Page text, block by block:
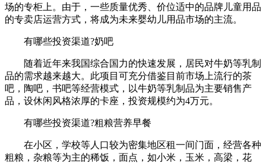
场的专柜上。由于，一些质量优秀、价位适中的品牌儿童用品
的专卖店运营方式，将成为未来婴幼儿用品市场的主流。
有哪些投资渠道?奶吧
随着近年来我国综合国力的快速发展，居民对牛奶等乳制
品的需求越来越大。此项目可充分借鉴目前市场上流行的茶
吧，陶吧，书吧等经营模式，以牛奶等乳制品为主要销售产
品，设休闲风格浓厚的卡座，投资规模约为4万元。
有哪些投资渠道?粗粮营养早餐
在小区，学校等人口较为密集地区租一间门面，经营各种
粗粮，杂粮等为主的稀饭，面点，如小米，玉米，高梁，花